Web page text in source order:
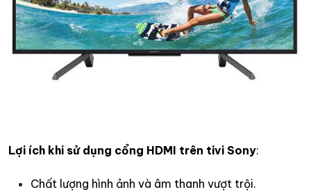
Lợi ích khi sử dụng cổng HDMI trên tivi Sony:
Chất lượng hình ảnh và âm thanh vượt trội.